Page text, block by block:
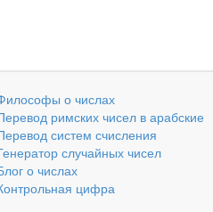
о числах
римских чисел в арабские
систем счисления
случайных чисел
о числах
цифра